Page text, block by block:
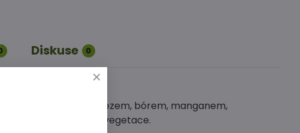
Diskuse 0
chelátové formě (železem, bórem, manganem,
během vegetace.